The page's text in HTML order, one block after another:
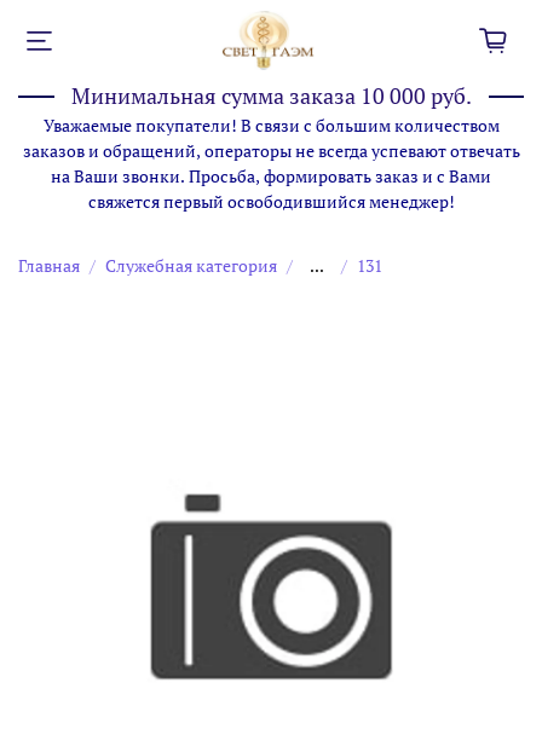
Минимальная сумма заказа 10 000 руб.
Уважаемые покупатели! В связи с большим количеством
заказов и обращений, операторы не всегда успевают отвечать
на Ваши звонки. Просьба, формировать заказ и с Вами
свяжется первый освободившийся менеджер!
Главная Служебная категория ... 131